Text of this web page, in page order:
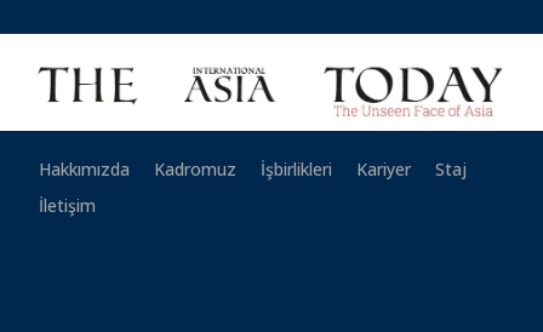
Hakkımızda Kadromuz İşbirlikleri Kariyer
Staj
İletişim